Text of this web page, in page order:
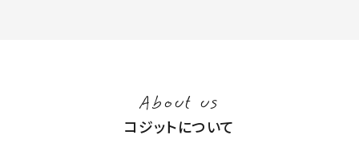
About us
コジットについて